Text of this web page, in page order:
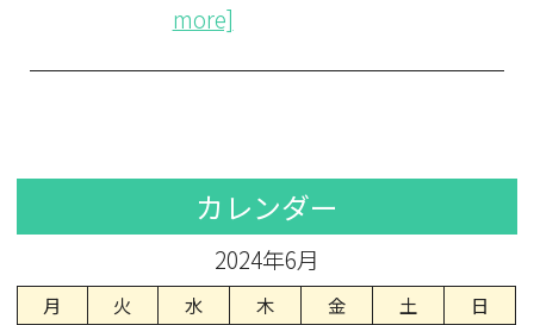
more]
カレンダー
2024年6月
月 火 水 木 金 土 日